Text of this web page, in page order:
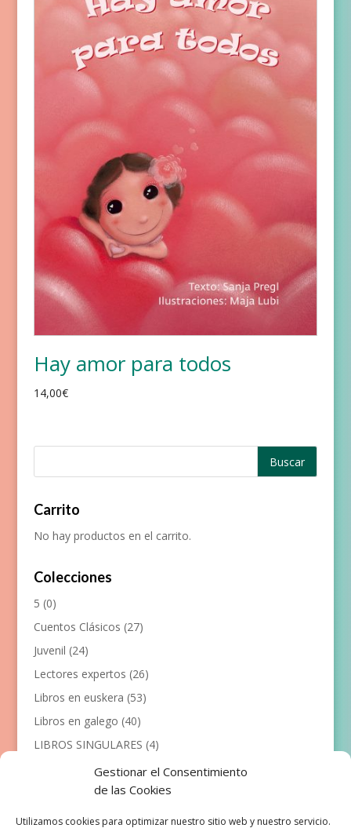
Gestionar el Consentimiento
de las Cookies
Utilizamos cookies para optimizar nuestro sitio web y nuestro servicio.
Hay amor para todos
14,00€
Carrito
No hay productos en el carrito.
Colecciones
5 (0)
Cuentos Clásicos (27)
Juvenil (24)
Lectores expertos (26)
Libros en euskera (53)
Libros en galego (40)
LIBROS SINGULARES (4)
Llibres en català (117)
Manualidades (53)
Primeros lectores
(101)